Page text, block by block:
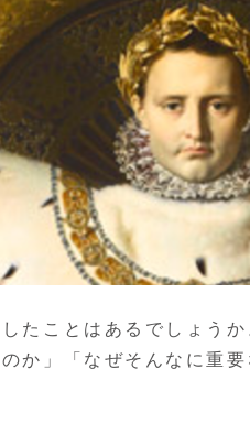
たことはあるでしょう
か」「なぜそんなに重